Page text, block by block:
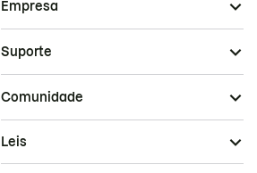
Empresa
Suporte
Comunidade
Leis